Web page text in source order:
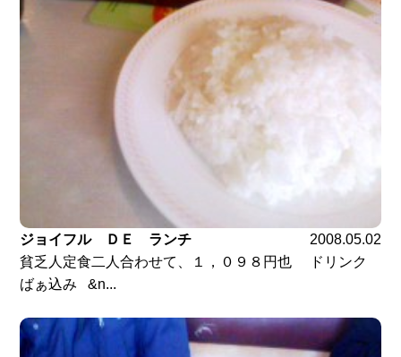
ジョイフル ＤＥ ランチ
2008.05.02
貧乏人定食二人合わせて、１，０９８円也 ドリンク
ばぁ込み &n...